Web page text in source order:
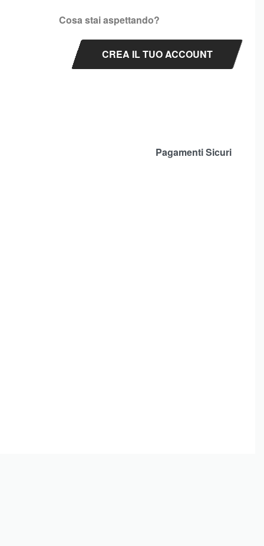
Cosa stai aspettando?
CREA IL TUO ACCOUNT
Pagamenti Sicuri